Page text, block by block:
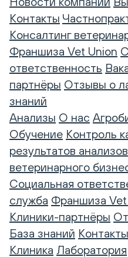
Контакты
Консалтинг
Франшиза Vet Union
ответственность
партнёры Отзывы о
знаний
Анализы О нас
Обучение Контроль
результатов анализов
ветеринарного
Социальная
служба Франшиза Vet
Клиники-партнёры
База знаний Контакты
Клиника Лаборатория